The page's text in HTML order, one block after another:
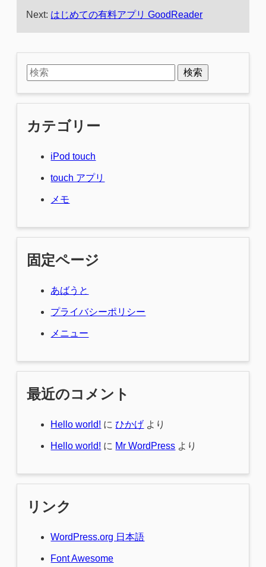
Next: はじめての有料アプリ GoodReader
検索
カテゴリー
iPod touch
touch アプリ
メモ
固定ページ
あばうと
プライバシーポリシー
メニュー
最近のコメント
Hello world! にひかげ より
Hello world! に Mr WordPress より
リンク
WordPress.org 日本語
Font Awesome